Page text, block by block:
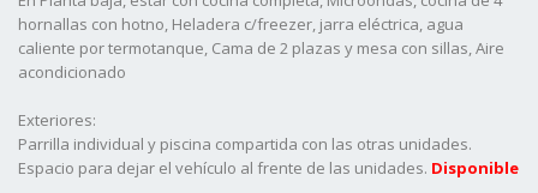
hornallas con hotno, Heladera c/freezer, jarra eléctrica, agua
caliente por termotanque, Cama de 2 plazas y mesa con sillas, Aire
acondicionado
Exteriores:
Parrilla individual y piscina compartida con las otras unidades.
Espacio para dejar el vehículo al frente de las unidades. Disponible